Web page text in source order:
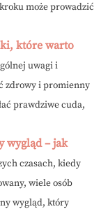
może prowadzić
które warto
uwagi i
zdrowy i promienny
prawdziwe cuda,
wygląd – jak
czasach, kiedy
wiele osób
wygląd, który